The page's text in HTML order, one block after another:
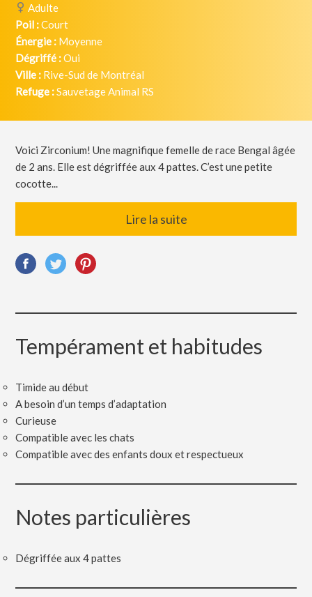
Adulte
Poil :Court
Énergie : Moyenne
Dégriffé :Oui
Ville : Rive-Sud de Montréal
Refuge :Sauvetage Animal RS
Voici Zirconium! Une magnifique femelle de race Bengal âgée
de 2 ans. Elle est dégriffée aux 4 pattes. C’est une petite
cocotte...
Lire la suite
Tempérament et habitudes
Timide au début
A besoin d’un temps d’adaptation
Curieuse
Compatible avec les chats
Compatible avec des enfants doux et respectueux
Notes particulières
Dégriffée aux 4 pattes